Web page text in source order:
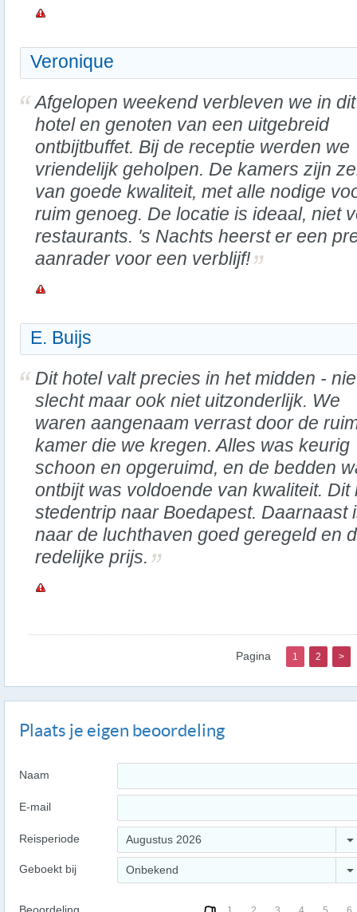
Veronique
Afgelopen weekend verbleven we in dit
hotel en genoten van een uitgebreid
ontbijtbuffet. Bij de receptie werden we
vriendelijk geholpen. De kamers zijn
van goede kwaliteit, met alle nodige
ruim genoeg. De locatie is ideaal, niet
restaurants. 's Nachts heerst er een
aanrader voor een verblijf!
E. Buijs
Dit hotel valt precies in het midden -
slecht maar ook niet uitzonderlijk. We
waren aangenaam verrast door de
kamer die we kregen. Alles was keurig
schoon en opgeruimd, en de bedden
ontbijt was voldoende van kwaliteit.
stedentrip naar Boedapest. Daarnaast
naar de luchthaven goed geregeld en
redelijke prijs.
Pagina 1 2 >
Plaats je eigen beoordeling
Naam
E-mail
Reisperiode Augustus 2026
Geboekt bij Onbekend